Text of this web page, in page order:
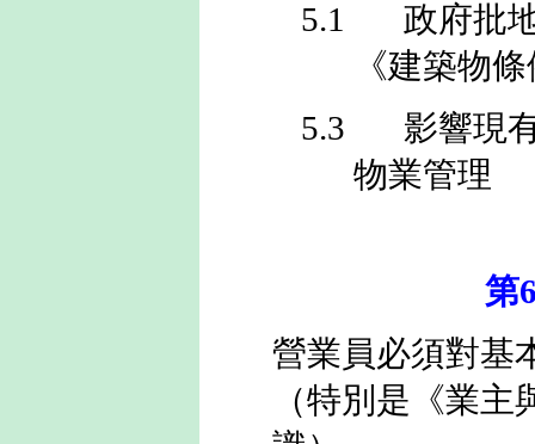
5.1政府批
《建築物
5.3 影響現
物業管理
第
營業員必須對基
（特別是《業